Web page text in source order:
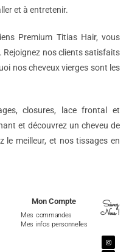
et à entretenir.
Premium Titias Hair, vous
nos clients satisfaits
nos cheveux vierges sont les
closures, lace frontal et
et découvrez un cheveu de
le meilleur, et nos tissages en
Mon Compte
Mes commandes
Mes infos personnelles
Suivez
Nous !